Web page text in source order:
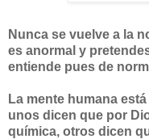
Nunca se vuelve a la
es anormal y
entiende pues de
La mente humana
unos dicen que por
química, otros dicen